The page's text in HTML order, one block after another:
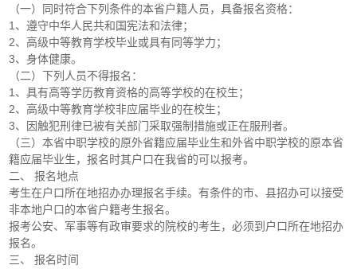
（一）同时符合下列条件的本省户籍人员，具备报名资格：
1、遵守中华人民共和国宪法和法律；
2、高级中等教育学校毕业或具有同等学力；
3、身体健康。
（二）下列人员不得报名：
1、具有高等学历教育资格的高等学校的在校生；
2、高级中等教育学校非应届毕业的在校生；
3、因触犯刑律已被有关部门采取强制措施或正在服刑者。
（三）本省中职学校的原外省籍应届毕业生和外省中职学校的原本省
籍应届毕业生，报名时其户口在我省的可以报考。
二、 报名地点
考生在户口所在地招办办理报名手续。有条件的市、县招办可以接受
非本地户口的本省户籍考生报名。
报考公安、军事等有政审要求的院校的考生，必须到户口所在地招办
报名。
三、 报名时间